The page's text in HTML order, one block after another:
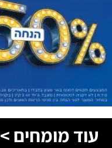
עוד מומחים >